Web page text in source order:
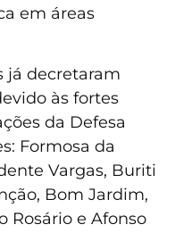
em áreas
já decretaram
às fortes
da Defesa
Formosa da
Vargas, Buriti
Bom Jardim,
Rosário e Afonso